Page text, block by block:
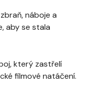
náboje a
aby se stala
který zastřelí
filmové natáčení.